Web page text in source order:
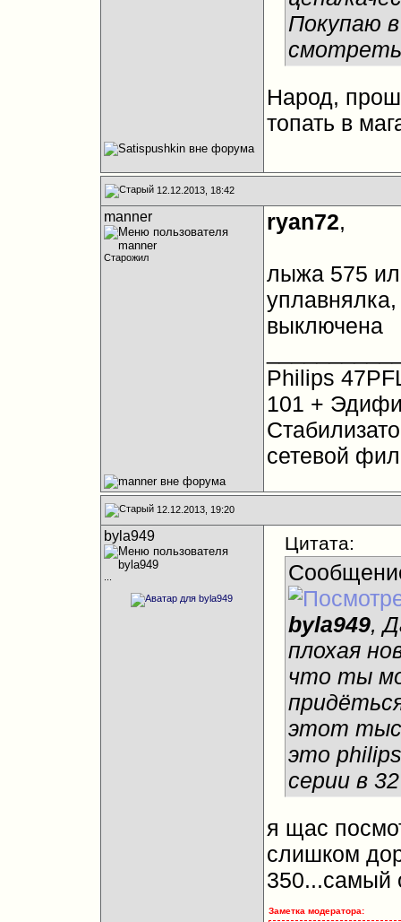
Покупаю
Народ,
топать в
12.12.2013, 18:42
manner
Старожил
ryan72,
лыжа 575
выключена
Philips
101 +
сетевой
12.12.2013, 19:20
byla949 Цитата:
byla949,
плохая
что ты
этот тыс
это
серии в
я щас
слишком
350...самый
Заметка модератора: